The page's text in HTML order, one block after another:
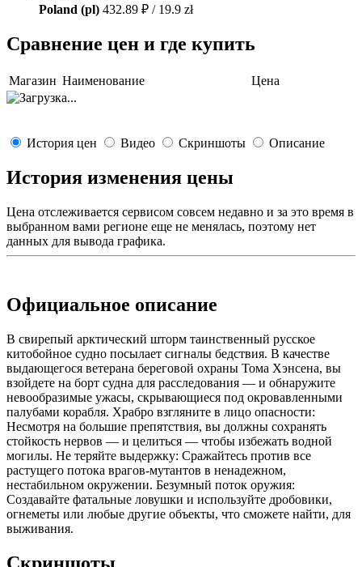
Poland (pl) 432.89 ₽ / 19.9 zł
Сравнение цен и где купить
Магазин Наименование Цена
История цен Видео Скриншоты Описание
История изменения цены
Цена отслеживается сервисом совсем недавно и за это время в
выбранном вами регионе еще не менялась, поэтому нет
данных для вывода графика.
Официальное описание
В свирепый арктический шторм таинственный русское
китобойное судно посылает сигналы бедствия. В качестве
выдающегося ветерана береговой охраны Тома Хэнсена, вы
взойдете на борт судна для расследования — и обнаружите
невообразимые ужасы, скрывающиеся под окровавленными
палубами корабля. Храбро взгляните в лицо опасности:
Несмотря на большие препятствия, вы должны сохранять
стойкость нервов — и целиться — чтобы избежать водной
могилы. Не теряйте выдержку: Сражайтесь против все
растущего потока врагов-мутантов в ненадежном,
нестабильном окружении. Безумный поток оружия:
Создавайте фатальные ловушки и используйте дробовики,
огнеметы или любые другие объекты, что сможете найти, для
выживания.